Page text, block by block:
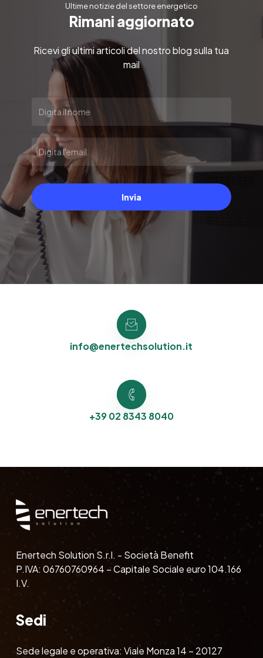
Ultime notizie del settore energetico
Rimani aggiornato
Ricevi gli ultimi articoli del nostro blog sulla tua
mail
Invia
info@enertechsolution.it
+39 02 8343 8040
Enertech Solution S.r.l. - Società Benefit
P.IVA: 06760760964 – Capitale Sociale euro 104.166
I.V.
Sedi
Sede legale e operativa: Viale Monza 14 – 20127